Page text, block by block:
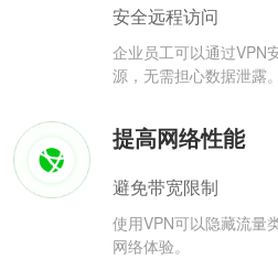
安全远程访问
企业员工可以通过VPN
源，无需担心数据泄露。
提高网络性能
避免带宽限制
使用VPN可以隐藏流量
网络体验。